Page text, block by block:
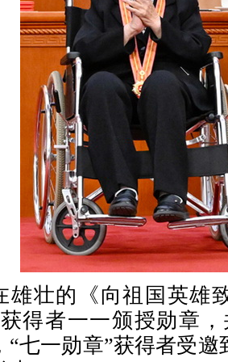
雄壮的《向祖国英雄
得者一一颁授勋章
“七一勋章”获得者受